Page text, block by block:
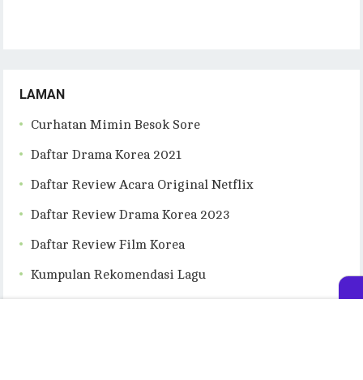
LAMAN
Curhatan Mimin Besok Sore
Daftar Drama Korea 2021
Daftar Review Acara Original Netflix
Daftar Review Drama Korea 2023
Daftar Review Film Korea
Kumpulan Rekomendasi Lagu